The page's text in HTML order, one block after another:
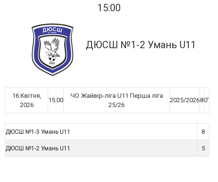
15:00
ДЮСШ №1-2 Умань U11
16 Квітня,
2026
15:00
ЧО Жайвір-ліга U11 Перша ліга
25/26
2025/202680'
ДЮСШ №1-3 Умань U11 8
ДЮСШ №1-2 Умань U11 5